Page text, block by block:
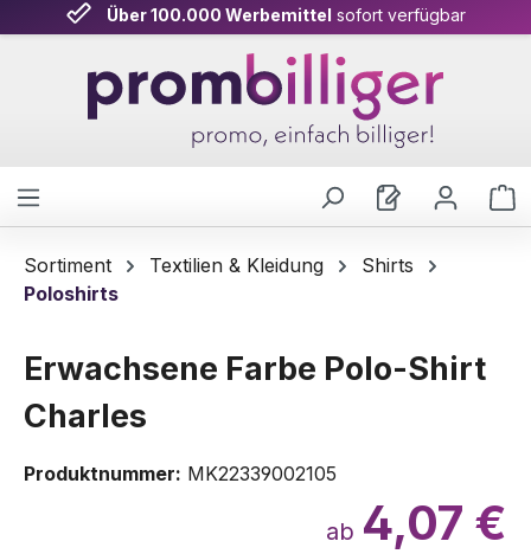
Zum Hauptinhalt springen
Über 100.000 Werbemittel sofort verfügbar
Sortiment Textilien & Kleidung
Shirts
Poloshirts
Erwachsene Farbe Polo-Shirt
Charles
Produktnummer: MK22339002105
ab 4,07 €